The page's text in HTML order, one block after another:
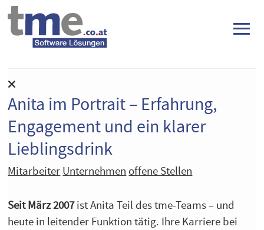
≡
Anita im Portrait – Erfahrung,
Engagement und ein klarer
Lieblingsdrink
Mitarbeiter Unternehmen offene Stellen
Seit März 2007ist Anita Teil des tme-Teams – und
heute in leitender Funktion tätig. Ihre Karriere bei